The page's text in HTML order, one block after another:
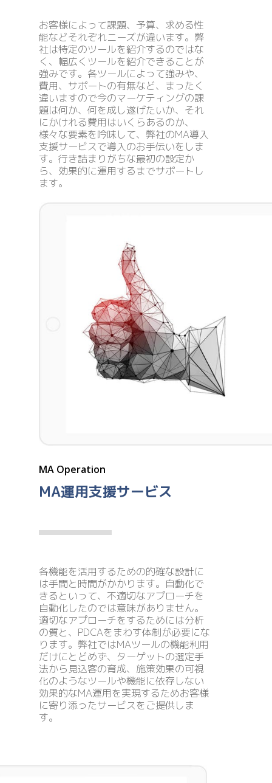
お客様によって課題、予算、求める性
能などそれぞれニーズが違います。弊
社は特定のツールを紹介するのではな
く、幅広くツールを紹介できることが
強みです。各ツールによって強みや、
費用、サポートの有無など、まったく
違いますので今のマーケティングの課
題は何か、何を成し遂げたいか、それ
にかけれる費用はいくらあるのか、
様々な要素を吟味して、弊社のMA導入
支援サービスで導入のお手伝いをしま
す。行き詰まりがちな最初の設定か
ら、効果的に運用するまでサポートし
ます。
MA Operation
MA運用支援サービス
各機能を活用するための的確な設計に
は手間と時間がかかります。自動化で
きるといって、不適切なアプローチを
自動化したのでは意味がありません。
適切なアプローチをするためには分析
の質と、PDCAをまわす体制が必要にな
ります。弊社ではMAツールの機能利用
だけにとどめず、ターゲットの選定手
法から見込客の育成、施策効果の可視
化のようなツールや機能に依存しない
効果的なMA運用を実現するためお客様
に寄り添ったサービスをご提供しま
す。